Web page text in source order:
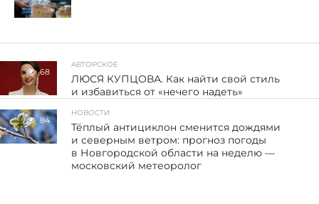
68
АВТОРСКОЕ
ЛЮСЯ КУПЦОВА. Как найти свой стиль
и избавиться от «нечего надеть»
84
НОВОСТИ
Тёплый антициклон сменится дождями
и северным ветром: прогноз погоды
в Новгородской области на неделю —
московский метеоролог